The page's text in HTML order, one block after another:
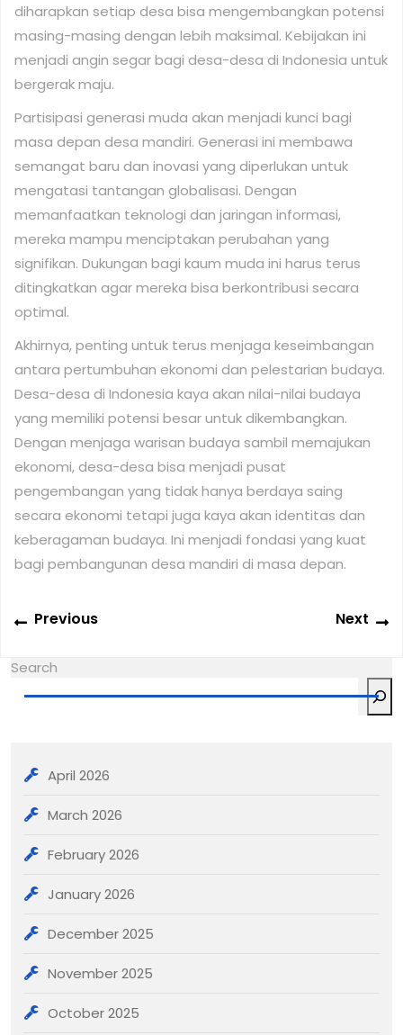
diharapkan setiap desa bisa mengembangkan potensi
masing-masing dengan lebih maksimal. Kebijakan ini
menjadi angin segar bagi desa-desa di Indonesia untuk
bergerak maju.
Partisipasi generasi muda akan menjadi kunci bagi
masa depan desa mandiri. Generasi ini membawa
semangat baru dan inovasi yang diperlukan untuk
mengatasi tantangan globalisasi. Dengan
memanfaatkan teknologi dan jaringan informasi,
mereka mampu menciptakan perubahan yang
signifikan. Dukungan bagi kaum muda ini harus terus
ditingkatkan agar mereka bisa berkontribusi secara
optimal.
Akhirnya, penting untuk terus menjaga keseimbangan
antara pertumbuhan ekonomi dan pelestarian budaya.
Desa-desa di Indonesia kaya akan nilai-nilai budaya
yang memiliki potensi besar untuk dikembangkan.
Dengan menjaga warisan budaya sambil memajukan
ekonomi, desa-desa bisa menjadi pusat
pengembangan yang tidak hanya berdaya saing
secara ekonomi tetapi juga kaya akan identitas dan
keberagaman budaya. Ini menjadi fondasi yang kuat
bagi pembangunan desa mandiri di masa depan.
Post
navigation
Previous Next
Search
April 2026
March 2026
February 2026
January 2026
December 2025
November 2025
October 2025